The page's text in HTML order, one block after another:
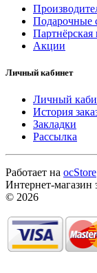
Подарочные
Партнёрская
Акции
Личный кабинет
Личный
История
Закладки
Рассылка
Работает на ocStore
Интернет-магазин
© 2026